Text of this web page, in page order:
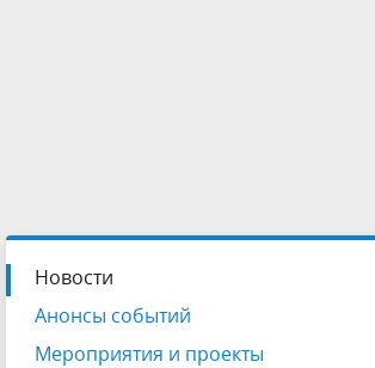
Новости
Анонсы событий
Мероприятия и проекты